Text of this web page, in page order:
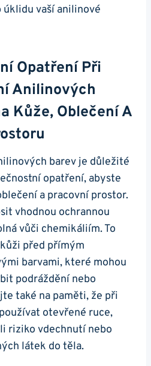
úklidu vaší anilinové
Opatření Při
Anilinových
Kůže, Oblečení A
barev je důležité
opatření, abyste
a pracovní prostor.
vhodnou ochrannou
vůči chemikáliím. To
před přímým
barvami, které mohou
podráždění nebo
také na paměti, že při
otevřené ruce,
riziko vdechnutí nebo
látek do těla.